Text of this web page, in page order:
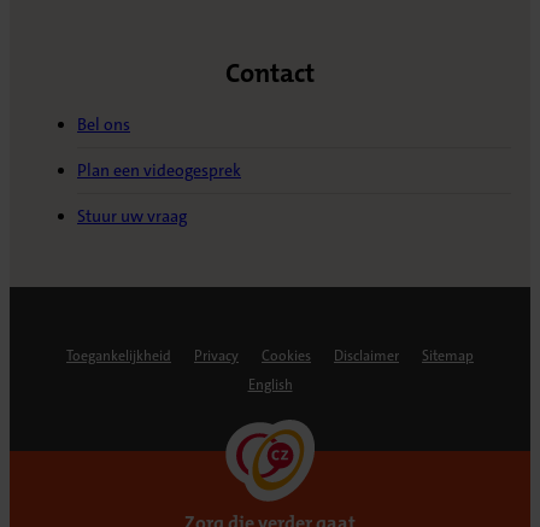
Contact
Bel ons
Plan een videogesprek
Stuur uw vraag
Toegankelijkheid Privacy Cookies Disclaimer
Sitemap
English